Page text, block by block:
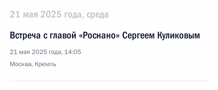
21 мая 2025 года, среда
Встреча с главой «Роснано» Сергеем Куликовым
21 мая 2025 года, 14:05
Москва, Кремль